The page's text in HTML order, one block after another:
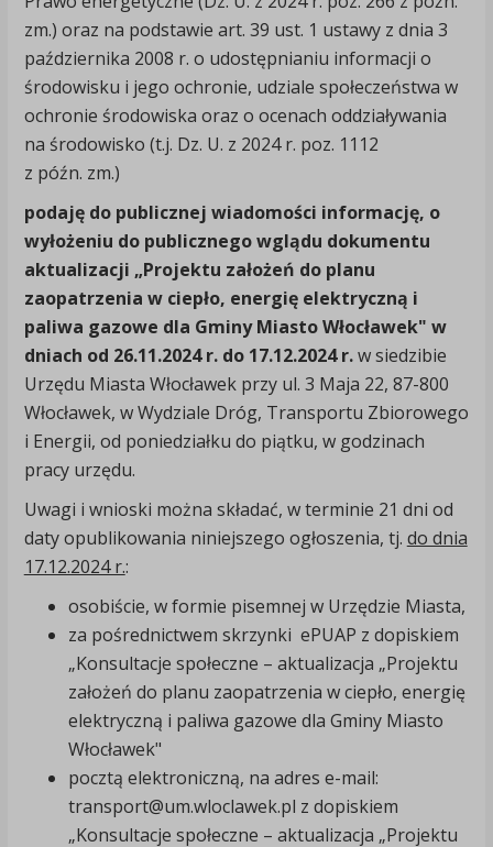
zm.) oraz na podstawie art. 39 ust. 1 ustawy z dnia 3
października 2008 r. o udostępnianiu informacji o
środowisku i jego ochronie, udziale społeczeństwa w
ochronie środowiska oraz o ocenach oddziaływania
na środowisko (t.j. Dz. U. z 2024 r. poz. 1112
z późn. zm.)
podaję do publicznej wiadomości informację, o
wyłożeniu do publicznego wglądu dokumentu
aktualizacji „Projektu założeń do planu
zaopatrzenia w ciepło, energię elektryczną i
paliwa gazowe dla Gminy Miasto Włocławek" w
dniach od 26.11.2024 r. do 17.12.2024 r.w siedzibie
Urzędu Miasta Włocławek przy ul. 3 Maja 22, 87-800
Włocławek, w Wydziale Dróg, Transportu Zbiorowego
i Energii, od poniedziałku do piątku, w godzinach
pracy urzędu.
Uwagi i wnioski można składać, w terminie 21 dni od
daty opublikowania niniejszego ogłoszenia, tj. do dnia
17.12.2024 r.:
osobiście, w formie pisemnej w Urzędzie Miasta,
za pośrednictwem skrzynki ePUAP z dopiskiem
„Konsultacje społeczne – aktualizacja „Projektu
założeń do planu zaopatrzenia w ciepło, energię
elektryczną i paliwa gazowe dla Gminy Miasto
Włocławek"
pocztą elektroniczną, na adres e-mail:
transport@um.wloclawek.pl z dopiskiem
„Konsultacje społeczne – aktualizacja „Projektu